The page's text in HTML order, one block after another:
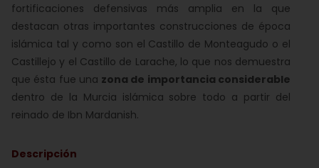
fortificaciones defensivas más amplia en la que
destacan otras importantes construcciones de época
islámica tal y como son el Castillo de Monteagudo o el
Castillejo y el Castillo de Larache, lo que nos demuestra
que ésta fue una zona de importancia considerable
dentro de la Murcia islámica sobre todo a partir del
reinado de Ibn Mardanish.
Descripción